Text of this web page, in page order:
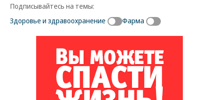
Подписывайтесь на темы:
Здоровье и здравоохранение
Фарма